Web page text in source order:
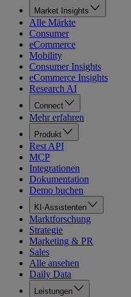
Market Insights
Alle Märkte
Consumer
eCommerce
Mobility
Consumer Insights
eCommerce Insights
Research AI
Connect
Mehr erfahren
Produkt
Rest API
MCP
Integrationen
Dokumentation
Demo buchen
KI-Assistenten
Marktforschung
Strategie
Marketing & PR
Sales
Alle ansehen
Daily Data
Leistungen